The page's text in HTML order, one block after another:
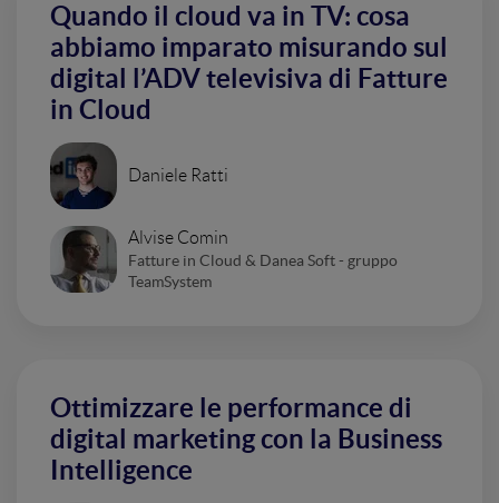
Quando il cloud va in TV: cosa
abbiamo imparato misurando sul
digital l’ADV televisiva di Fatture
in Cloud
Daniele Ratti
Alvise Comin
Fatture in Cloud & Danea Soft - gruppo
TeamSystem
Ottimizzare le performance di
digital marketing con la Business
Intelligence